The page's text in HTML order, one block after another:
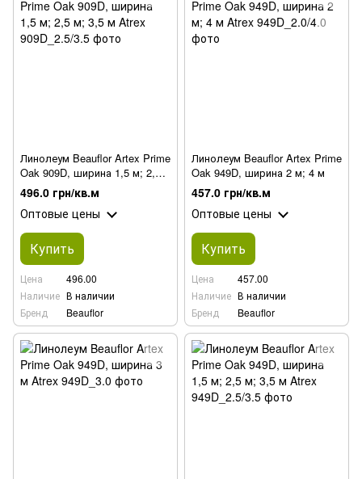
Линолеум Beauflor Artex Prime
Oak 909D, ширина 1,5 м; 2,5
м; 3,5 м
496.0 грн/кв.м
Оптовые цены
Купить
Цена
496.00
Наличие В наличии
Бренд
Beauflor
Линолеум Beauflor Artex Prime
Oak 949D, ширина 2 м; 4 м
457.0 грн/кв.м
Оптовые цены
Купить
Цена
457.00
Наличие В наличии
Бренд
Beauflor